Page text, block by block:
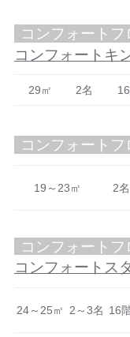
コンフォートフ
コンフォートキ
29㎡ 2名
コンフォートフ
19～23㎡ 2名
コンフォートフ
コンフォートス
24～25㎡ 2～3名 16